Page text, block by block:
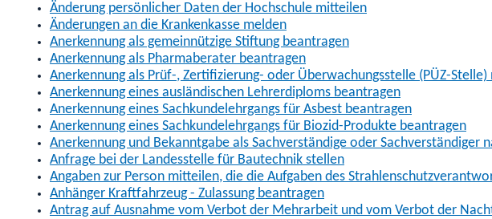
Änderung persönlicher Daten der Hochschule mitteilen
Änderungen an die Krankenkasse melden
Anerkennung als gemeinnützige Stiftung beantragen
Anerkennung als Pharmaberater beantragen
Anerkennung als Prüf-, Zertifizierung- oder Überwachungsstelle (PÜZ-
Anerkennung eines ausländischen Lehrerdiploms beantragen
Anerkennung eines Sachkundelehrgangs für Asbest beantragen
Anerkennung eines Sachkundelehrgangs für Biozid-Produkte beantragen
Anerkennung und Bekanntgabe als Sachverständige oder Sachverständiger
Anfrage bei der Landesstelle für Bautechnik stellen
Angaben zur Person mitteilen, die die Aufgaben des
Anhänger Kraftfahrzeug - Zulassung beantragen
Antrag auf Ausnahme vom Verbot der Mehrarbeit und vom Verbot der